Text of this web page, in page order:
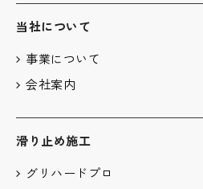
https://policies.google.com/
sites?hl=ja
当社について
事業について
会社案内
滑り止め施工
グリハードプロ